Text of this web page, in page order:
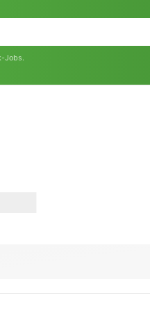
Jobs.